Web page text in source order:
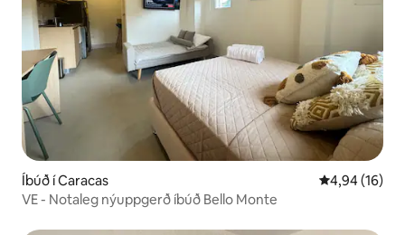
Íbúð í Caracas 4,94 af 5 í
4,94 (16)
VE - Notaleg nýuppgerð íbúð Bello Monte